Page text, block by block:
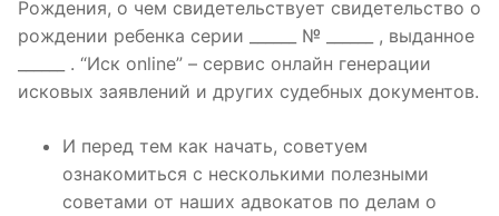
Рождения, о чем свидетельствует свидетельство о
рождении ребенка серии ______ № ______ , выданное
______ . “Иск online” – сервис онлайн генерации
исковых заявлений и других судебных документов.
И перед тем как начать, советуем
ознакомиться с несколькими полезными
советами от наших адвокатов по делам о